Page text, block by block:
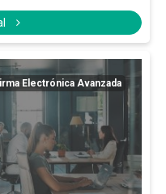
Electrónica Avanzada